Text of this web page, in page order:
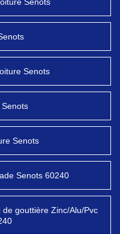
Senots
Senots
Senots 60240
gouttière Zinc/Alu/Pvc